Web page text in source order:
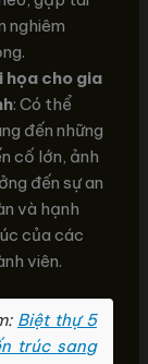
nghiêm
họa cho gia
: Có thể
đến những
cố lớn, ảnh
đến sự an
và hạnh
của các
viên.
Biệt thự 5
trúc sang